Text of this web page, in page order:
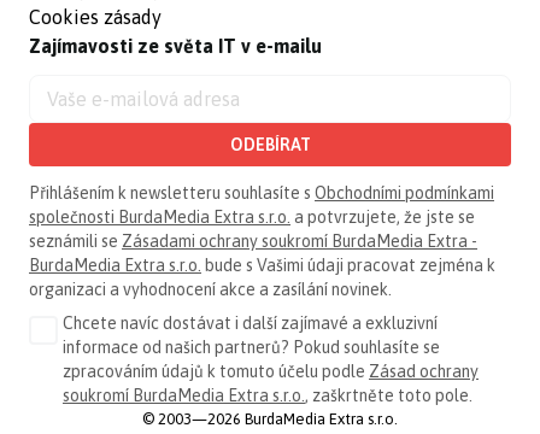
Cookies zásady
Zajímavosti ze světa IT v e-mailu
ODEBÍRAT
Přihlášením k newsletteru souhlasíte s Obchodními podmínkami
společnosti BurdaMedia Extra s.r.o. a potvrzujete, že jste se
seznámili se Zásadami ochrany soukromí BurdaMedia Extra -
BurdaMedia Extra s.r.o. bude s Vašimi údaji pracovat zejména k
organizaci a vyhodnocení akce a zasílání novinek.
Chcete navíc dostávat i další zajímavé a exkluzivní
informace od našich partnerů? Pokud souhlasíte se
zpracováním údajů k tomuto účelu podle Zásad ochrany
soukromí BurdaMedia Extra s.r.o. , zaškrtněte toto pole.
© 2003—2026 BurdaMedia Extra s.r.o.